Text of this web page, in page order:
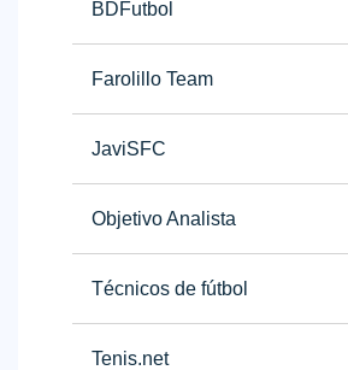
BDFutbol
Farolillo Team
JaviSFC
Objetivo Analista
Técnicos de fútbol
Tenis.net
Deportes